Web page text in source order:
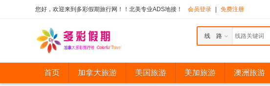
您好，欢迎来到多彩假期旅行网！！北美专业ADS地接！ 会员登录 免费注册
线 路
首页 加拿大旅游 美国旅游 美加旅游 澳洲旅游